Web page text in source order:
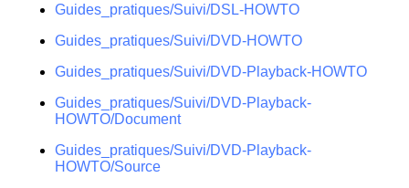
Guides_pratiques/Suivi/DSL-HOWTO
Guides_pratiques/Suivi/DVD-HOWTO
Guides_pratiques/Suivi/DVD-Playback-HOWTO
Guides_pratiques/Suivi/DVD-Playback-
HOWTO/Document
Guides_pratiques/Suivi/DVD-Playback-
HOWTO/Source